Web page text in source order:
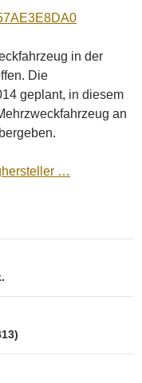
in der
Die
geplant, in diesem
an
…